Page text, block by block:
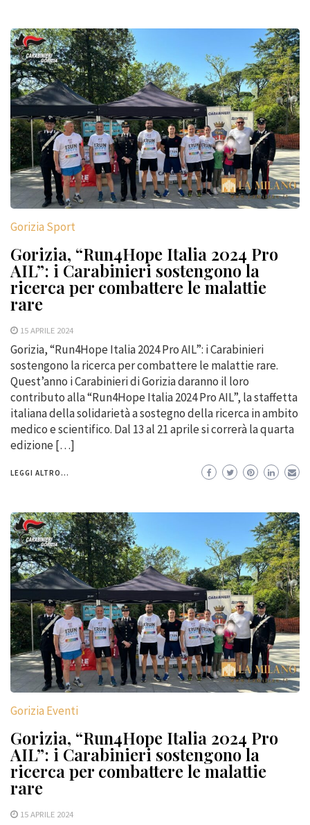
Gorizia Sport
Gorizia, “Run4Hope Italia 2024 Pro
AIL”: i Carabinieri sostengono la
ricerca per combattere le malattie
rare
15 APRILE 2024
Gorizia, “Run4Hope Italia 2024 Pro AIL”: i Carabinieri
sostengono la ricerca per combattere le malattie rare.
Quest’anno i Carabinieri di Gorizia daranno il loro
contributo alla “Run4Hope Italia 2024 Pro AIL”, la staffetta
italiana della solidarietà a sostegno della ricerca in ambito
medico e scientifico. Dal 13 al 21 aprile si correrà la quarta
edizione […]
LEGGI ALTRO...
Gorizia Eventi
Gorizia, “Run4Hope Italia 2024 Pro
AIL”: i Carabinieri sostengono la
ricerca per combattere le malattie
rare
15 APRILE 2024